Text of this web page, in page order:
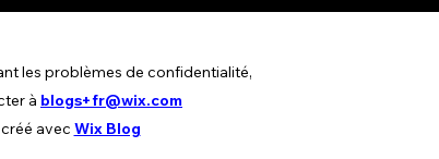
les problèmes de confidentialité,
à blogs+fr@wix.com
avec Wix Blog